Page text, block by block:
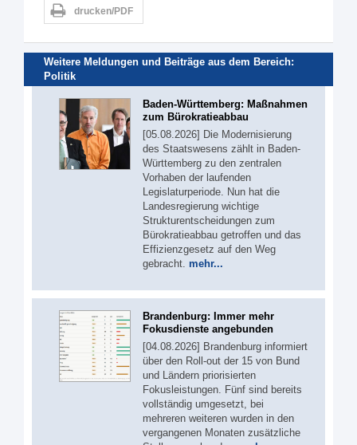
drucken/PDF
Weitere Meldungen und Beiträge aus dem Bereich:
Politik
Baden-Württemberg: Maßnahmen
zum Bürokratieabbau
[05.08.2026] Die Modernisierung
des Staatswesens zählt in Baden-
Württemberg zu den zentralen
Vorhaben der laufenden
Legislaturperiode. Nun hat die
Landesregierung wichtige
Strukturentscheidungen zum
Bürokratieabbau getroffen und das
Effizienzgesetz auf den Weg
gebracht. mehr...
Brandenburg: Immer mehr
Fokusdienste angebunden
[04.08.2026] Brandenburg informiert
über den Roll-out der 15 von Bund
und Ländern priorisierten
Fokusleistungen. Fünf sind bereits
vollständig umgesetzt, bei
mehreren weiteren wurden in den
vergangenen Monaten zusätzliche